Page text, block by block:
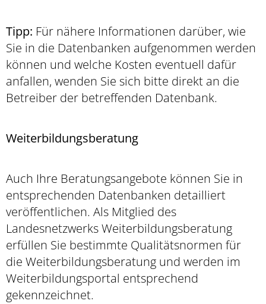
Tipp: Für nähere Informationen darüber, wie
Sie in die Datenbanken aufgenommen werden
können und welche Kosten eventuell dafür
anfallen, wenden Sie sich bitte direkt an die
Betreiber der betreffenden Datenbank.
Weiterbildungsberatung
Auch Ihre Beratungsangebote können Sie in
entsprechenden Datenbanken detailliert
veröffentlichen. Als Mitglied des
Landesnetzwerks Weiterbildungsberatung
erfüllen Sie bestimmte Qualitätsnormen für
die Weiterbildungsberatung und werden im
Weiterbildungsportal entsprechend
gekennzeichnet.